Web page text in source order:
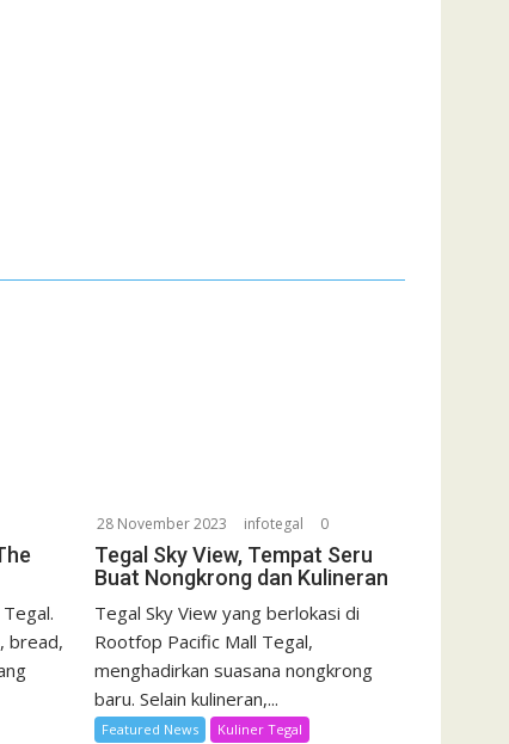
bread,
28 November 2023 infotegal 0
Tegal Sky View, Tempat Seru
Buat Nongkrong dan Kulineran
Tegal Sky View yang berlokasi di
Rootfop Pacific Mall Tegal,
menghadirkan suasana nongkrong
baru. Selain kulineran,...
Featured News Kuliner Tegal